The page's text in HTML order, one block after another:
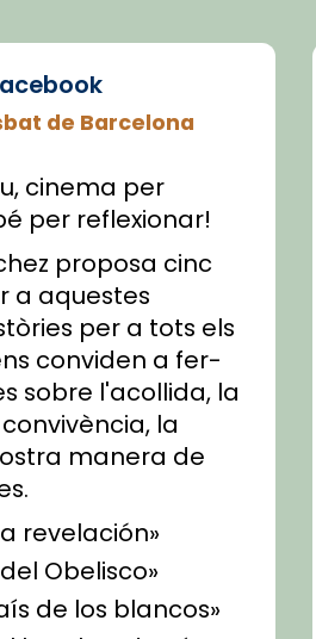
de Barcelona
cinema per
per reflexionar!
proposa cinc
a aquestes
per a tots els
conviden a fer-
sobre l'acollida, la
la
manera de
revelación»
Obelisco»
de los blancos»